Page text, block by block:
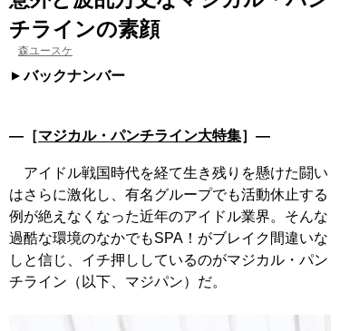
チラインの素顔
森ユースケ
バックナンバー
―［マジカル・パンチライン大特集］―
アイドル戦国時代を経て生き残りを懸けた闘い
はさらに激化し、有名グループでも活動休止する
例が絶えなくなった近年のアイドル業界。そんな
過酷な環境のなかでもSPA！がブレイク間違いな
しと信じ、イチ押ししているのがマジカル・パン
チライン（以下、マジパン）だ。